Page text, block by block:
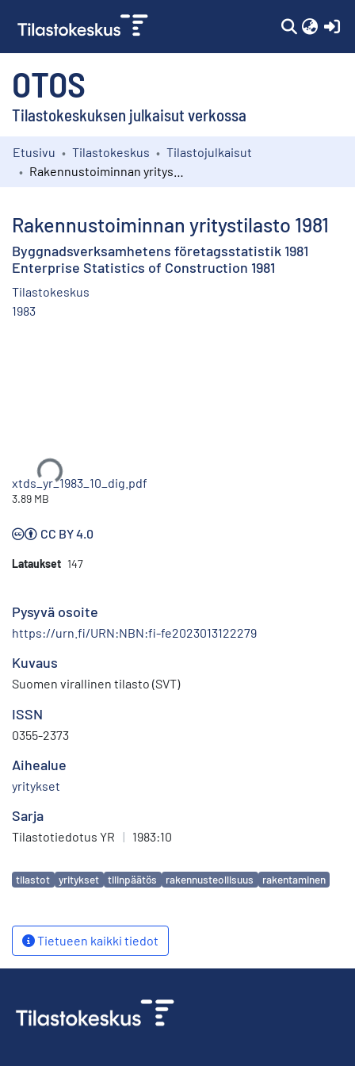
OTOS
Tilastokeskuksen julkaisut verkossa
Kokoelmat
Etusivu Tilastokeskus
Tilastojulkaisut
Rakennustoiminnan yritystilasto 1981
Byggnadsverksamhetens företagsstatistik 1981
Enterprise Statistics of Construction 1981
Tilastokeskus
1983
Ladataan...
xtds_yr_1983_10_dig.pdf
3.89 MB
CC BY 4.0
Lataukset 147
Pysyvä osoite
https://urn.fi/URN:NBN:fi-fe2023013122279
Kuvaus
Suomen virallinen tilasto (SVT)
ISSN
0355-2373
Aihealue
yritykset
Sarja
Tilastotiedotus YR | 1983:10
Avainsanat
tilastot yritykset tilinpäätös rakennusteollisuus rakentaminen
Tietueen kaikki tiedot